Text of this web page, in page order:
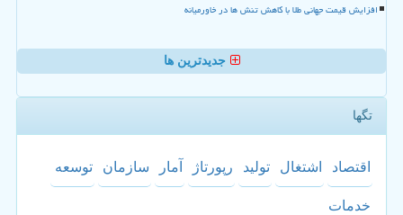
افزایش قیمت جهانی طلا با کاهش تنش ها در خاورمیانه
جدیدترین ها
تگها
اقتصاد اشتغال تولید رپورتاژ آمار سازمان توسعه
خدمات